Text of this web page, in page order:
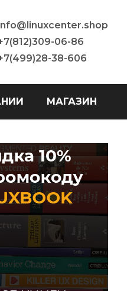
06-86
38-606
МАГАЗИН